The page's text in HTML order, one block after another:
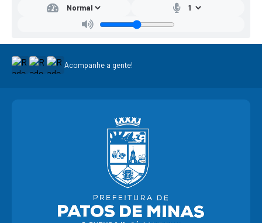
Acompanhe a gente!